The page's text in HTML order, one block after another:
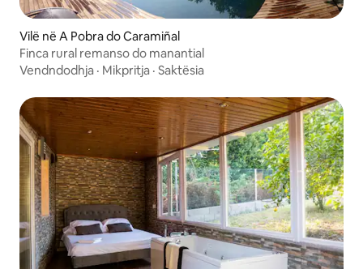
Vilë në A Pobra do Caramiñal
Finca rural remanso do manantial
Vendndodhja · Mikpritja · Saktësia